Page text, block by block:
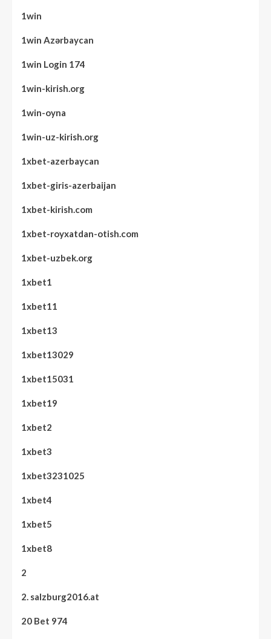
1win
1win Azərbaycan
1win Login 174
1win-kirish.org
1win-oyna
1win-uz-kirish.org
1xbet-azerbaycan
1xbet-giris-azerbaijan
1xbet-kirish.com
1xbet-royxatdan-otish.com
1xbet-uzbek.org
1xbet1
1xbet11
1xbet13
1xbet13029
1xbet15031
1xbet19
1xbet2
1xbet3
1xbet3231025
1xbet4
1xbet5
1xbet8
2
2. salzburg2016.at
20 Bet 974